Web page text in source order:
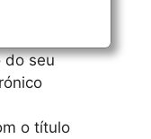
do seu
o título